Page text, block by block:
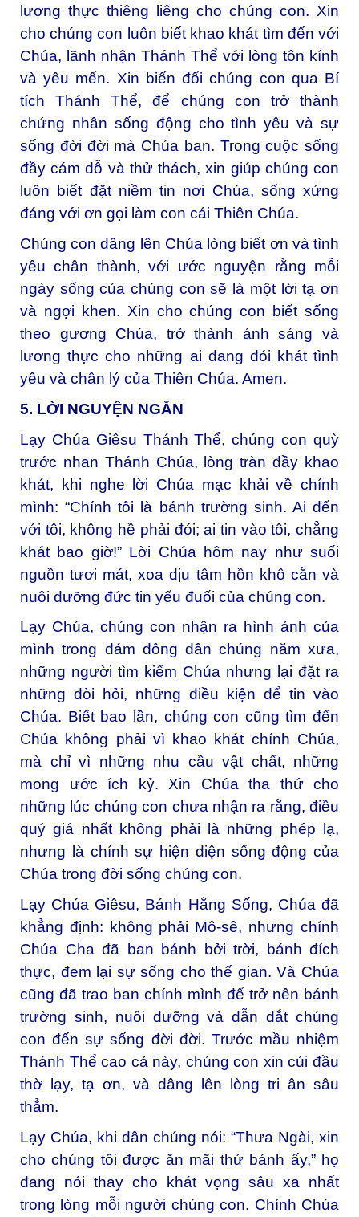
lương thực thiêng liêng cho chúng con. Xin
cho chúng con luôn biết khao khát tìm đến với
Chúa, lãnh nhận Thánh Thể với lòng tôn kính
và yêu mến. Xin biến đổi chúng con qua Bí
tích Thánh Thể, để chúng con trở thành
chứng nhân sống động cho tình yêu và sự
sống đời đời mà Chúa ban. Trong cuộc sống
đầy cám dỗ và thử thách, xin giúp chúng con
luôn biết đặt niềm tin nơi Chúa, sống xứng
đáng với ơn gọi làm con cái Thiên Chúa.
Chúng con dâng lên Chúa lòng biết ơn và tình
yêu chân thành, với ước nguyện rằng mỗi
ngày sống của chúng con sẽ là một lời tạ ơn
và ngợi khen. Xin cho chúng con biết sống
theo gương Chúa, trở thành ánh sáng và
lương thực cho những ai đang đói khát tình
yêu và chân lý của Thiên Chúa. Amen.
5. LỜI NGUYỆN NGẮN
Lạy Chúa Giêsu Thánh Thể, chúng con quỳ
trước nhan Thánh Chúa, lòng tràn đầy khao
khát, khi nghe lời Chúa mạc khải về chính
mình: “Chính tôi là bánh trường sinh. Ai đến
với tôi, không hề phải đói; ai tin vào tôi, chẳng
khát bao giờ!” Lời Chúa hôm nay như suối
nguồn tươi mát, xoa dịu tâm hồn khô cằn và
nuôi dưỡng đức tin yếu đuối của chúng con.
Lạy Chúa, chúng con nhận ra hình ảnh của
mình trong đám đông dân chúng năm xưa,
những người tìm kiếm Chúa nhưng lại đặt ra
những đòi hỏi, những điều kiện để tin vào
Chúa. Biết bao lần, chúng con cũng tìm đến
Chúa không phải vì khao khát chính Chúa,
mà chỉ vì những nhu cầu vật chất, những
mong ước ích kỷ. Xin Chúa tha thứ cho
những lúc chúng con chưa nhận ra rằng, điều
quý giá nhất không phải là những phép lạ,
nhưng là chính sự hiện diện sống động của
Chúa trong đời sống chúng con.
Lạy Chúa Giêsu, Bánh Hằng Sống, Chúa đã
khẳng định: không phải Mô-sê, nhưng chính
Chúa Cha đã ban bánh bởi trời, bánh đích
thực, đem lại sự sống cho thế gian. Và Chúa
cũng đã trao ban chính mình để trở nên bánh
trường sinh, nuôi dưỡng và dẫn dắt chúng
con đến sự sống đời đời. Trước mầu nhiệm
Thánh Thể cao cả này, chúng con xin cúi đầu
thờ lạy, tạ ơn, và dâng lên lòng tri ân sâu
thẳm.
Lạy Chúa, khi dân chúng nói: “Thưa Ngài, xin
cho chúng tôi được ăn mãi thứ bánh ấy,” họ
đang nói thay cho khát vọng sâu xa nhất
trong lòng mỗi người chúng con. Chính Chúa